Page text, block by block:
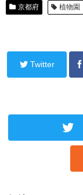
京都府 植物園
Twitter